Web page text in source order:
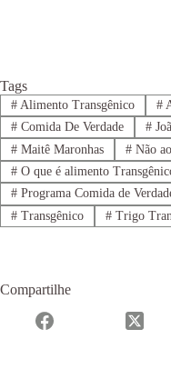
Tags
#Alimento Transgênico #
#Comida De Verdade #
#Maitê Maronhas #Não
#O que é alimento
#Programa Comida de
#Transgênico #Trigo
Compartilhe